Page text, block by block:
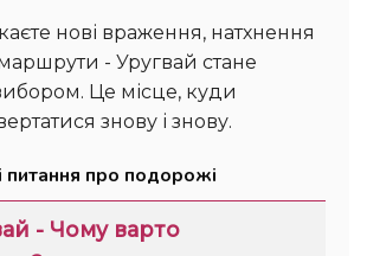
- Уругвай стане
Це місце, куди
знову і знову.
питання про подорожі
- Чому варто